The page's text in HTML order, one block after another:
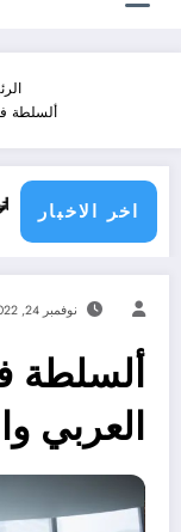
ألسلطة
اخر الاخبار
ولاية باتنة ..
نوفمبر 24, 2022
ألسلطة
العربي